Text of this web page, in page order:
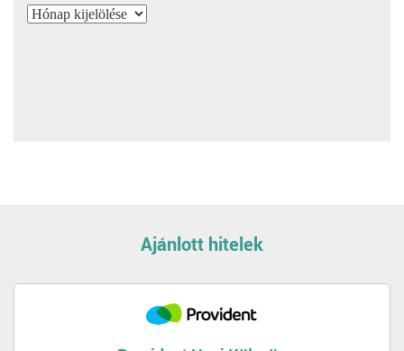
Archívum
Ajánlott hitelek